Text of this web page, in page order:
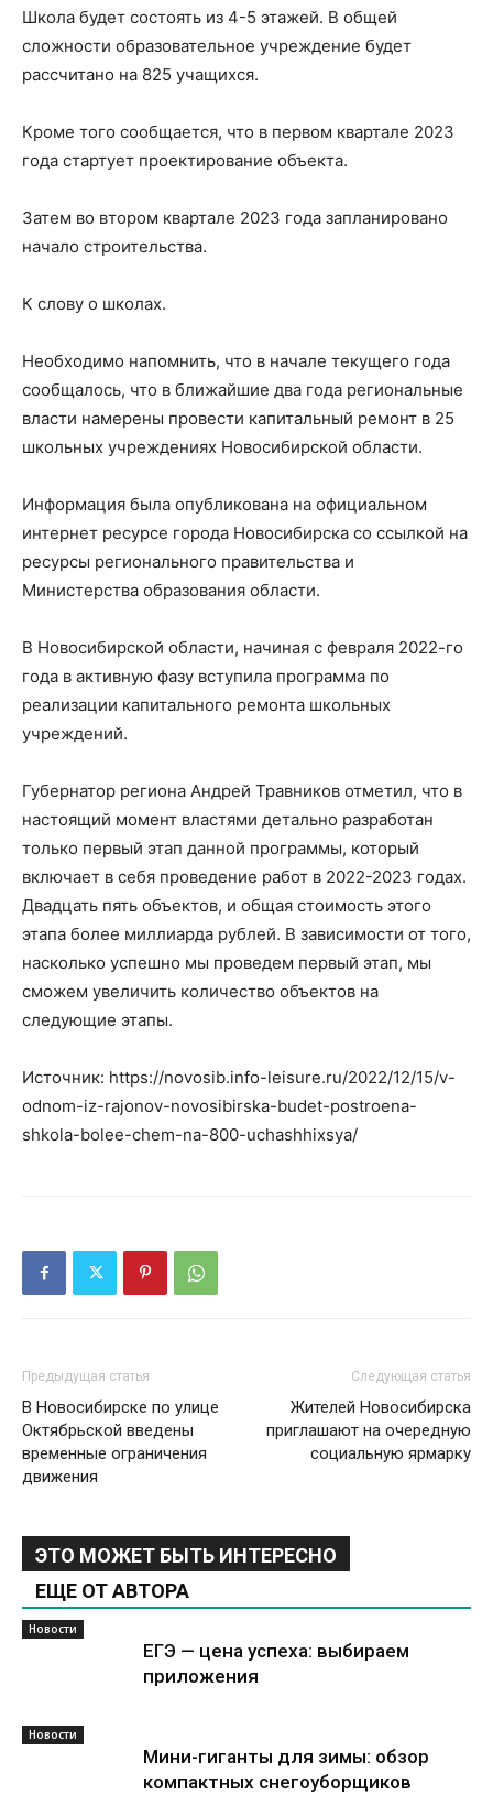
Школа будет состоять из 4-5 этажей. В общей
сложности образовательное учреждение будет
рассчитано на 825 учащихся.
Кроме того сообщается, что в первом квартале 2023
года стартует проектирование объекта.
Затем во втором квартале 2023 года запланировано
начало строительства.
К слову о школах.
Необходимо напомнить, что в начале текущего года
сообщалось, что в ближайшие два года региональные
власти намерены провести капитальный ремонт в 25
школьных учреждениях Новосибирской области.
Информация была опубликована на официальном
интернет ресурсе города Новосибирска со ссылкой на
ресурсы регионального правительства и
Министерства образования области.
В Новосибирской области, начиная с февраля 2022-го
года в активную фазу вступила программа по
реализации капитального ремонта школьных
учреждений.
Губернатор региона Андрей Травников отметил, что в
настоящий момент властями детально разработан
только первый этап данной программы, который
включает в себя проведение работ в 2022-2023 годах.
Двадцать пять объектов, и общая стоимость этого
этапа более миллиарда рублей. В зависимости от того,
насколько успешно мы проведем первый этап, мы
сможем увеличить количество объектов на
следующие этапы.
Источник: https://novosib.info-leisure.ru/2022/12/15/v-
odnom-iz-rajonov-novosibirska-budet-postroena-
shkola-bolee-chem-na-800-uchashhixsya/
Предыдущая статья
В Новосибирске по улице
Октябрьской введены
временные ограничения
движения
Следующая статья
Жителей Новосибирска
приглашают на очередную
социальную ярмарку
ЭТО МОЖЕТ БЫТЬ ИНТЕРЕСНО
ЕЩЕ ОТ АВТОРА
Новости
ЕГЭ — цена успеха: выбираем
приложения
Новости
Мини-гиганты для зимы: обзор
компактных снегоуборщиков